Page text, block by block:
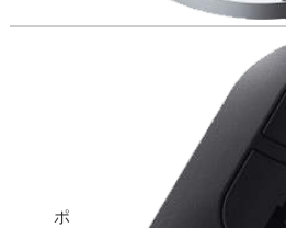
ポ